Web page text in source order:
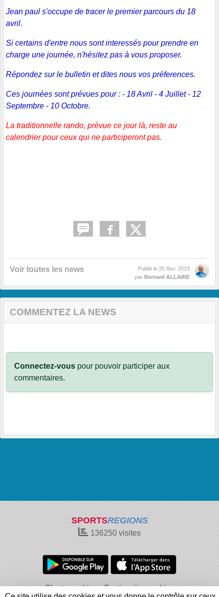
Jean paul s'occupe de tracer le premier parcours du 18
avril.
Si certains d'entre nous sont interessés pour prendre en
charge une journée, n'hésitez pas à vous proposer.
Répondez sur le bulletin et dites nous vos préferences.
Ces journées sont prévues pour : - 18 Avril - 4 Juillet - 12
Septembre - 10 Octobre.
La traditionnelle rando, prévue ce jour là, reste au
calendrier pour ceux qui ne participeront pas.
Voir toutes les news Publié le 25 févr. 2019
par Bernard ALLAIRE
COMMENTEZ LA NEWS
Connectez-vous pour pouvoir participer aux
commentaires.
SPORTSREGIONS
136250 visites
Charte cookies
Gestion des cookies